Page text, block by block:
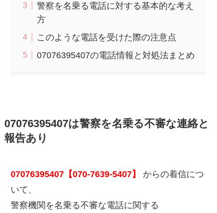
警察を名乗る電話に対する基本的な考え
方
このような電話を受けた際の注意点
07076395407の電話情報と対処法まとめ
07076395407は警察を名乗る不審な連絡と
報告あり
07076395407【070-7639-5407】
からの着信につ
いて、
警察機関を名乗る不審な電話に関する